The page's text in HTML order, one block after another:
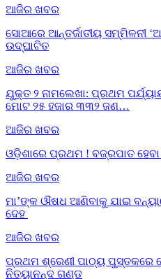
ଆଜିର ଖବର
ସୋଆରେ ଆନ୍ତର୍ଜାତୀୟ ସମ୍ମିଳନୀ
ଉଦ୍‌ଘାଟିତ
ଆଜିର ଖବର
ଯୁକ୍ତ ୨ ନାମଲେଖା: ପ୍ରଥମ
ମୋଟ ୨୫ ହଜାର ୩୩୨ ଜଣ…
ଆଜିର ଖବର
ଓଡ଼ିଶାରେ ପ୍ରଥମ ! ବଜ୍ରପାତ ହେବା
ଆଜିର ଖବର
ମା’ଙ୍କ ଔଷଧ ଆଣିବାକୁ ଯାଇ
ଦେହ
ଆଜିର ଖବର
ପ୍ରଥମ ଶ୍ରେଣୀ ପାଠ୍ୟ ପୁସ୍ତକରେ
ନିତ୍ୟାନନ୍ଦ ଗଣ୍ଡ